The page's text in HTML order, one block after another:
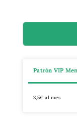
Patrón VIP
3,5€ al mes